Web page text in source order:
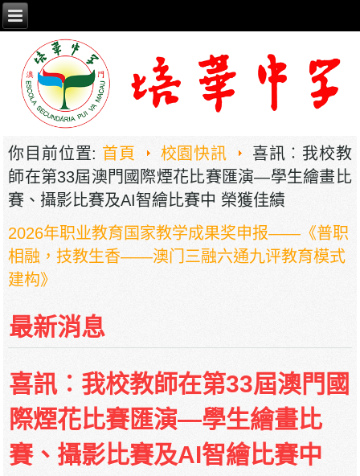
你目前位置: 首頁 校園快訊
喜訊︰我校教
師在第33屆澳門國際煙花比賽匯演―學生繪畫比
賽、攝影比賽及AI智繪比賽中 榮獲佳績
2026年职业教育国家教学成果奖申报——《普职
相融，技教生香——澳门三融六通九评教育模式
建构》
費、補充服務費、學校選擇性服務費及學校代收
項目
培華中學收費項目一覽表
停課通知
最新消息
喜訊︰我校教師在第33屆澳門國
際煙花比賽匯演―學生繪畫比
賽、攝影比賽及AI智繪比賽中